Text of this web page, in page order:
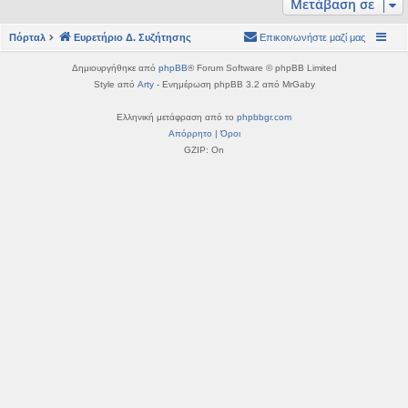
η
Μετάβαση σε
Πόρταλ Ευρετήριο Δ. Συζήτησης Επικοινωνήστε μαζί μας
Δημιουργήθηκε από phpBB® Forum Software © phpBB Limited
Style από Arty- Ενημέρωση phpBB 3.2 από MrGaby
Ελληνική μετάφραση από το phpbbgr.com
Απόρρητο |Όροι
GZIP: On